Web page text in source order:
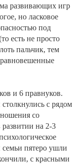
развивающих игр
но ласковое
под
есть не просто
пальчик, тем
и 6 правнуков.
с рядом
со
на 2-3
семьи пятеро ушли
с красными